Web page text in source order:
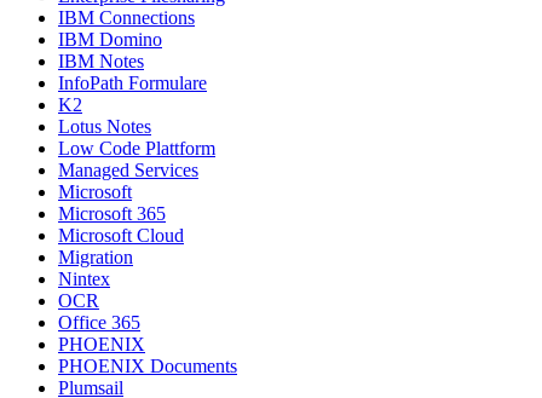
IBM Connections
IBM Domino
IBM Notes
InfoPath Formulare
K2
Lotus Notes
Low Code Plattform
Managed Services
Microsoft
Microsoft 365
Microsoft Cloud
Migration
Nintex
OCR
Office 365
PHOENIX
PHOENIX Documents
Plumsail